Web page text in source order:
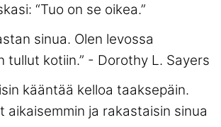
“Tuo on se oikea.”
sinua. Olen levossa
tullut kotiin.” - Dorothy L. Sayers
kääntää kelloa taaksepäin.
aikaisemmin ja rakastaisin sinua